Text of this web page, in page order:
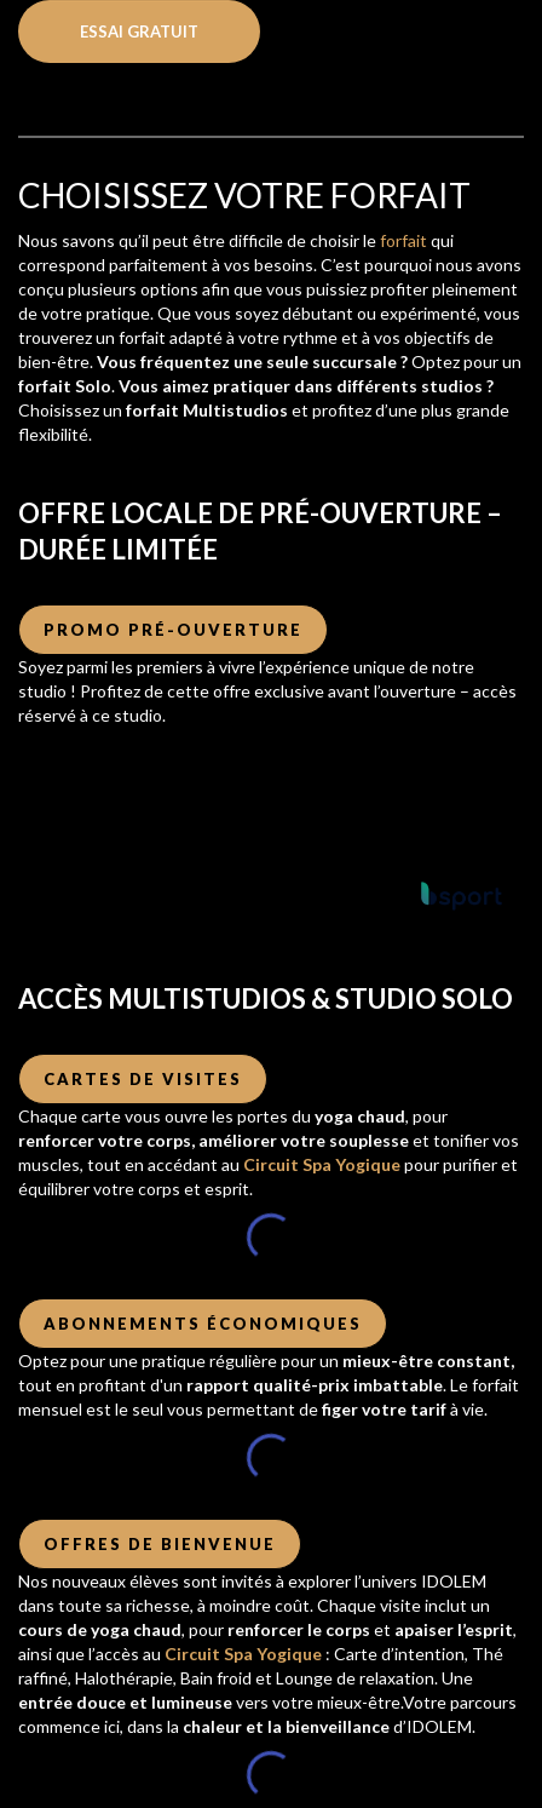
CHOISISSEZ VOTRE FORFAIT
Nous savons qu’il peut être difficile de choisir leforfait qui
correspond parfaitement à vos besoins. C’est pourquoi nous avons
conçu plusieurs options afin que vous puissiez profiter pleinement
de votre pratique. Que vous soyez débutant ou expérimenté, vous
trouverez un forfait adapté à votre rythme et à vos objectifs de
bien-être.Vous fréquentez une seule succursale ?Optez pour un
forfait Solo.Vous aimez pratiquer dans différents studios ?
Choisissez un forfait Multistudios et profitez d’une plus grande
flexibilité.
OFFRE LOCALE DE PRÉ-OUVERTURE –
DURÉE LIMITÉE
PROMO PRÉ-OUVERTURE
Soyez parmi les premiers à vivre l’expérience unique de notre
studio ! Profitez de cette offre exclusive avant l’ouverture – accès
réservé à ce studio.
ACCÈS MULTISTUDIOS & STUDIO SOLO
CARTES DE VISITES
Chaque carte vous ouvre les portes du yoga chaud, pour
renforcer votre corps, améliorer votre souplesseet tonifier vos
muscles, tout en accédant au Circuit Spa Yogiquepour purifier et
équilibrer votre corps et esprit.
ABONNEMENTS ÉCONOMIQUES
Optez pour une pratique régulière pour un mieux-être constant,
tout en profitant d'un rapport qualité-prix imbattable. Le forfait
mensuel est le seul vous permettant defiger votre tarifà vie.
OFFRES DE BIENVENUE
Nos nouveaux élèves sont invités à explorer l’univers IDOLEM
dans toute sa richesse, à moindre coût. Chaque visite inclut un
cours de yoga chaud, pour renforcer le corps et apaiser l’esprit,
ainsi que l’accès au Circuit Spa Yogique : Carte d’intention, Thé
raffiné, Halothérapie, Bain froid et Lounge de relaxation. Une
entrée douce et lumineusevers votre mieux-être.Votre parcours
commence ici, dans la chaleur et la bienveillanced’IDOLEM.
ESSAI GRATUIT